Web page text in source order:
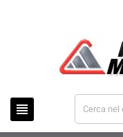
